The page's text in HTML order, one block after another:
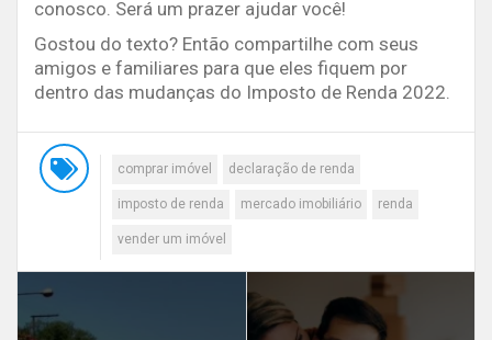
conosco. Será um prazer ajudar você!
Gostou do texto? Então compartilhe com seus
amigos e familiares para que eles fiquem por
dentro das mudanças do Imposto de Renda 2022.
comprar imóvel declaração de renda
imposto de renda mercado imobiliário renda
vender um imóvel